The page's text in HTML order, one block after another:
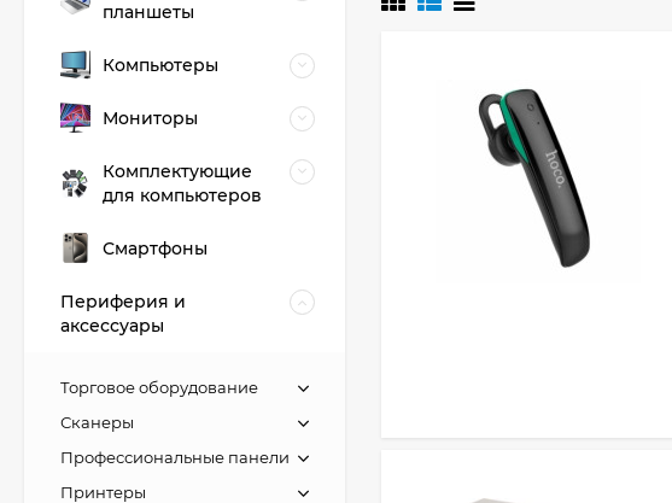
планшеты
Компьютеры
Мониторы
Комплектующие
для компьютеров
Смартфоны
Периферия и
аксессуары
Торговое оборудование
Сканеры
Профессиональные панели
Принтеры